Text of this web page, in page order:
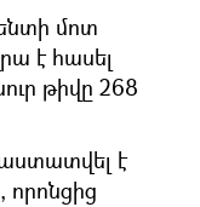
մոտ
է հասել
թիվը 268
է
որոնցից